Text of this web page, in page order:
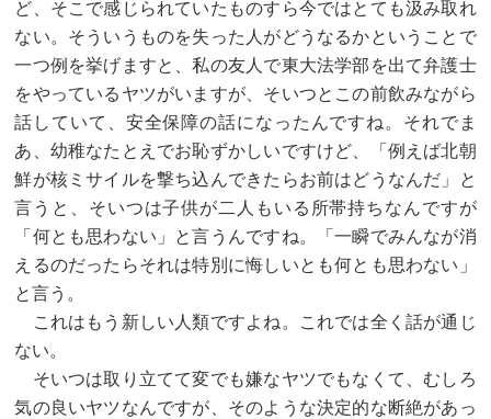
ど、そこで感じられていたものすら今ではとても汲み取れ
ない。そういうものを失った人がどうなるかということで
一つ例を挙げますと、私の友人で東大法学部を出て弁護士
をやっているヤツがいますが、そいつとこの前飲みながら
話していて、安全保障の話になったんですね。それでま
あ、幼稚なたとえでお恥ずかしいですけど、「例えば北朝
鮮が核ミサイルを撃ち込んできたらお前はどうなんだ」と
言うと、そいつは子供が二人もいる所帯持ちなんですが
「何とも思わない」と言うんですね。「一瞬でみんなが消
えるのだったらそれは特別に悔しいとも何とも思わない」
と言う。
これはもう新しい人類ですよね。これでは全く話が通じ
ない。
そいつは取り立てて変でも嫌なヤツでもなくて、むしろ
気の良いヤツなんですが、そのような決定的な断絶があっ